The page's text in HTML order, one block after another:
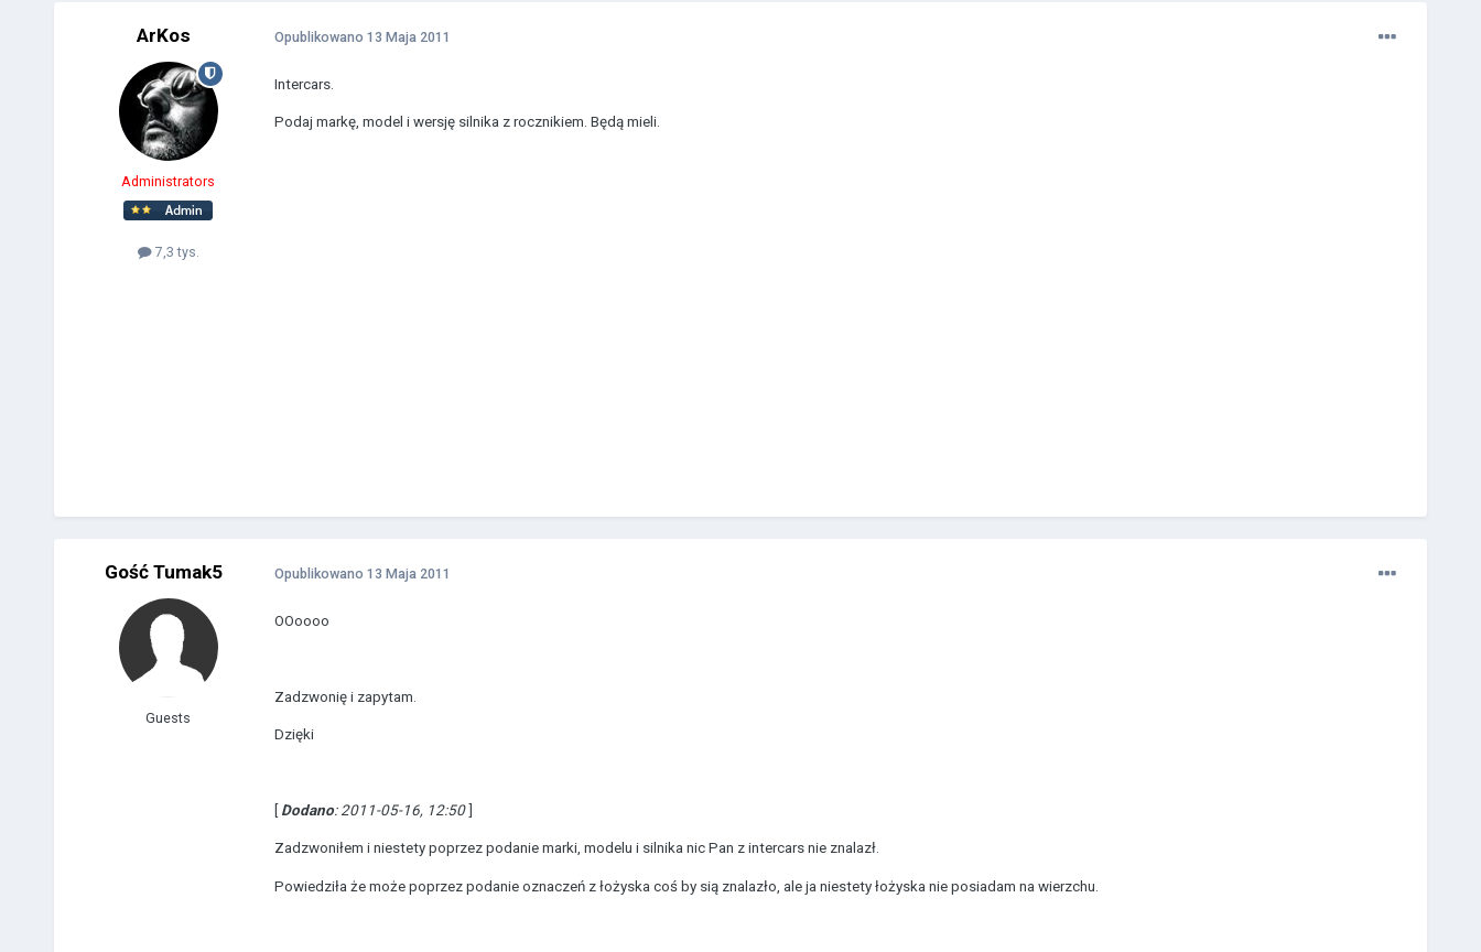
ArKos
Administrators
7,3 tys.
Opublikowano 13 Maja 2011
Intercars.
Podaj markę, model i wersję silnika z rocznikiem. Będą mieli.
Gość Tumak5
Guests
Opublikowano 13 Maja 2011
OOoooo
Zadzwonię i zapytam.
Dzięki
Dodano: 2011-05-16, 12:50]
Zadzwoniłem i niestety poprzez podanie marki, modelu i silnika nic Pan z intercars nie znalazł.
Powiedziła że może poprzez podanie oznaczeń z łożyska coś by sią znalazło, ale ja niestety łożyska nie posiadam na wierzchu.